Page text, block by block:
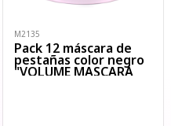
M2135
Pack 12 máscara de
pestañas color negro
"VOLUME MASCARA